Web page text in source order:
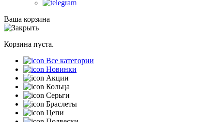
Ваша корзина
Корзина пуста.
Все категории
Новинки
Акции
Кольца
Серьги
Браслеты
Цепи